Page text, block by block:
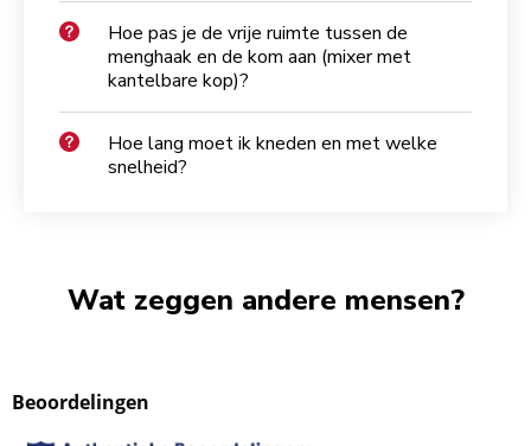
Hoe pas je de vrije ruimte tussen de
menghaak en de kom aan (mixer met
kantelbare kop)?
Hoe lang moet ik kneden en met welke
snelheid?
Wat zeggen andere mensen?